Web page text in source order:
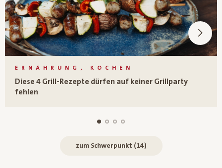
ERNÄHRUNG, KOCHEN
Diese 4 Grill-Rezepte dürfen auf keiner Grillparty
fehlen
zum Schwerpunkt (14)